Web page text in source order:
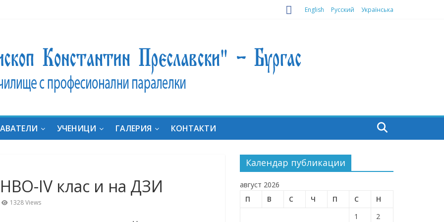
на
с
in
English Русский Українська
УЧЕНИЦИ ГАЛЕРИЯ КОНТАКТИ
IV клас и на ДЗИ
1328 Views
Календар публикации
август 2026
П
В С Ч П С
Н
1
2